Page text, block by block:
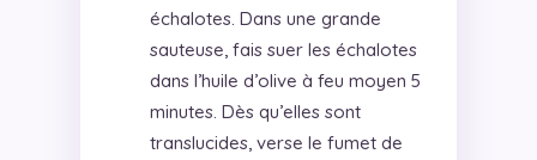
échalotes. Dans une grande
sauteuse, fais suer les échalotes
dans l’huile d’olive à feu moyen 5
minutes. Dès qu’elles sont
translucides, verse le fumet de